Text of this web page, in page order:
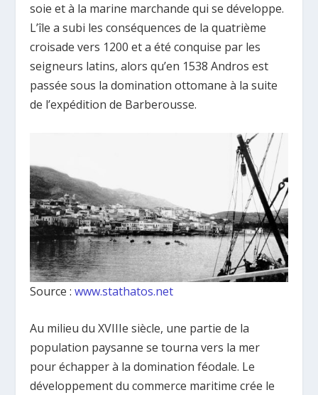
soie et à la marine marchande qui se développe.
L’île a subi les conséquences de la quatrième
croisade vers 1200 et a été conquise par les
seigneurs latins, alors qu’en 1538 Andros est
passée sous la domination ottomane à la suite
de l’expédition de Barberousse.
Source :www.stathatos.net
Au milieu du XVIIIe siècle, une partie de la
population paysanne se tourna vers la mer
pour échapper à la domination féodale. Le
développement du commerce maritime crée le